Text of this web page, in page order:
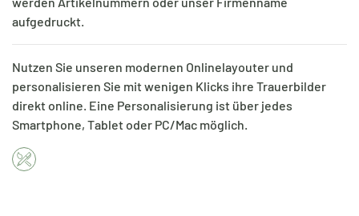
aufgedruckt.
Nutzen Sie unseren modernen Onlinelayouter und
personalisieren Sie mit wenigen Klicks ihre Trauerbilder
direkt online. Eine Personalisierung ist über jedes
Smartphone, Tablet oder PC/Mac möglich.